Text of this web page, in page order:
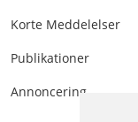
Korte Meddelelser
Publikationer
Annoncering